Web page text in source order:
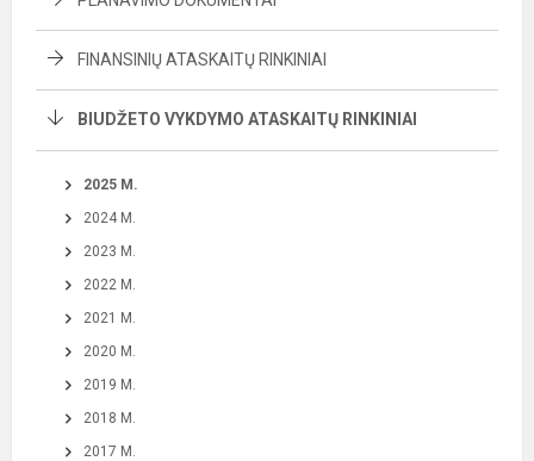
FINANSINIŲ ATASKAITŲ RINKINIAI
BIUDŽETO VYKDYMO ATASKAITŲ RINKINIAI
2025 M.
2024 M.
2023 M.
2022 M.
2021 M.
2020 M.
2019 M.
2018 M.
2017 M.